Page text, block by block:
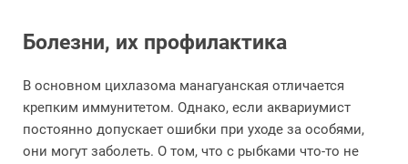
Болезни, их профилактика
В основном цихлазома манагуанская отличается
крепким иммунитетом. Однако, если аквариумист
постоянно допускает ошибки при уходе за особями,
они могут заболеть. О том, что с рыбками что-то не